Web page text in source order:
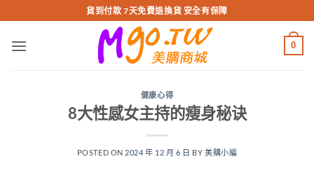
轉
貨到付款 7天免費退換貨 安全有保障
0
健康心得
8大性感女主持的瘦身秘诀
POSTED ON 2024 年 12 月 6 日 BY 美購小編